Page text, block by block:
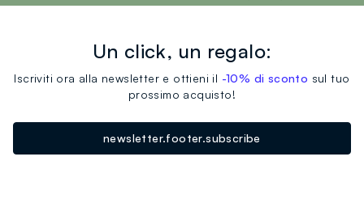
Un click, un regalo:
Iscriviti ora alla newsletter e ottieni il -10% di sconto sul tuo
prossimo acquisto!
newsletter.footer.subscribe